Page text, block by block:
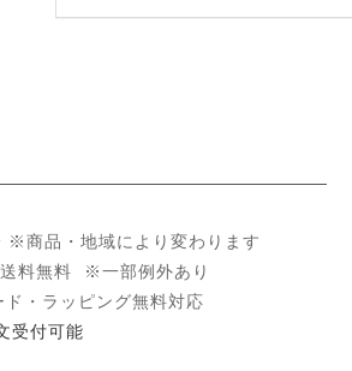
※商品・地域により変わります
料無料 ※一部例外あり
ド・ラッピング無料対応
受付可能